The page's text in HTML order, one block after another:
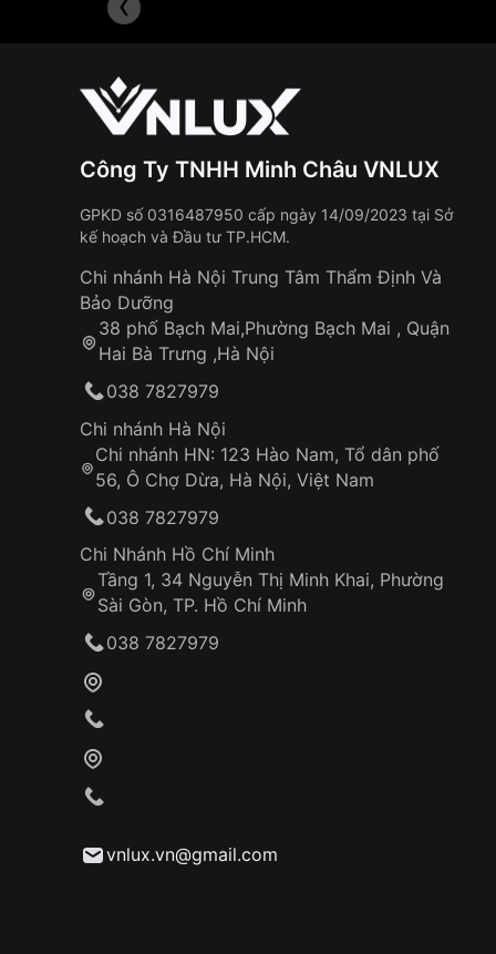
Dễ dàng vệ sinh: Dây vải có thể giặt bằng
Đồng hồ dây vải
là phụ kiện thời trang được yêu
mỹ cho chiếc đồng hồ của bạn, cần lưu ý một số
1. Vệ sinh dây vải thường xuyên
Đồng hồ dây vải
Nên vệ sinh dây vải bằng xà phòng nhẹ và
2. Tránh tiếp xúc với hóa chất
Tránh để dây vải tiếp xúc với các hóa chất như
nước và xà phòng nhẹ.
3. Hạn chế đeo đồng hồ khi đi bơi hoặc tắm biển
Mặc dù một số loại dây vải có khả năng chống
Công Ty TNHH Minh Châu VNLUX
GPKD số 0316487950 cấp ngày 14/09/2023 tại Sở
kế hoạch và Đầu tư TP.HCM.
Chi nhánh Hà Nội Trung Tâm Thẩm Định Và
Bảo Dưỡng
38 phố Bạch Mai,Phường Bạch Mai , Quận
Hai Bà Trưng ,Hà Nội
038 7827979
Chi nhánh Hà Nội
Chi nhánh HN: 123 Hào Nam, Tổ dân phố
56, Ô Chợ Dừa, Hà Nội, Việt Nam
038 7827979
Chi Nhánh Hồ Chí Minh
Tầng 1, 34 Nguyễn Thị Minh Khai, Phường
Sài Gòn, TP. Hồ Chí Minh
038 7827979
vnlux.vn@gmail.com